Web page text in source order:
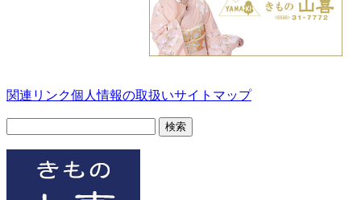
関連リンク個人情報の取扱いサイトマップ